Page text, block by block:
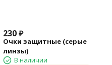
230 ₽
Очки защитные (серые
линзы)
В наличии